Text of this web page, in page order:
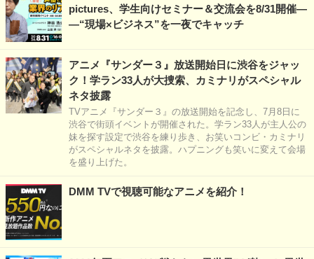
pictures、学生向けセミナー＆交流会を8/31開催―
―“現場×ビジネス”を一夜でキャッチ
アニメ『サンダー３』放送開始日に渋谷をジャッ
ク！学ラン33人が大捜索、カミナリがスペシャル
ネタ披露
TVアニメ『サンダー３』の放送開始を記念し、7月8日に
渋谷で街頭イベントが開催された。学ラン33人が主人公の
妹を探す設定で渋谷を練り歩き、お笑いコンビ・カミナリ
がスペシャルネタを披露。ハプニングも笑いに変えて会場
を盛り上げた。
DMM TVで視聴可能なアニメを紹介！